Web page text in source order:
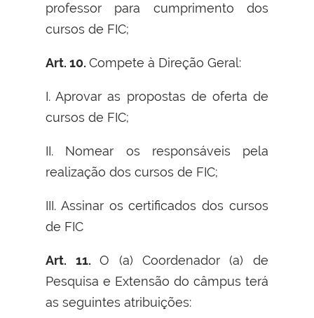
professor para cumprimento dos
cursos de FIC;
Art. 10.Compete à Direção Geral:
I. Aprovar as propostas de oferta de
cursos de FIC;
II. Nomear os responsáveis pela
realização dos cursos de FIC;
III. Assinar os certificados dos cursos
de FIC
Art. 11.O (a) Coordenador (a) de
Pesquisa e Extensão do câmpus terá
as seguintes atribuições: